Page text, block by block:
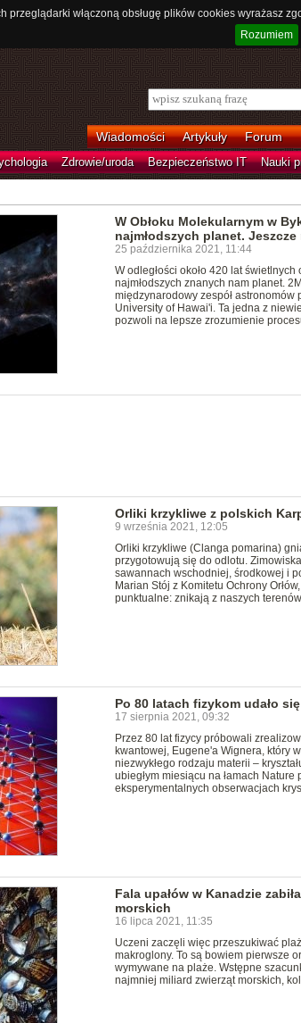
przeglądarki włączoną obsługę plików cookies
Rozumiem
Wiadomości Artykuły Forum
Zdrowie/uroda Bezpieczeństwo IT Nauki
W Obłoku Molekularnym w
najmłodszych planet. Jeszcze
25 października 2021, 11:44
W odległości około 420 lat
najmłodszych znanych nam planet.
międzynarodowy zespół
University of Hawai'i. Ta jedna z
pozwoli na lepsze zrozumienie
Orliki krzykliwe z polskich
9 września 2021, 12:05
Orliki krzykliwe (Clanga pomarina)
przygotowują się do odlotu.
sawannach wschodniej, środkowej i
Marian Stój z Komitetu Ochrony
punktualne: znikają z naszych
Po 80 latach fizykom udało
17 sierpnia 2021, 09:32
Przez 80 lat fizycy próbowali
kwantowej, Eugene'a Wignera, który
niezwykłego rodzaju materii –
ubiegłym miesiącu na łamach
eksperymentalnych obserwacjach
Fala upałów w Kanadzie
morskich
16 lipca 2021, 11:35
Uczeni zaczęli więc przeszukiwać
makroglony. To są bowiem pierwsze
wymywane na plaże. Wstępne
najmniej miliard zwierząt morskich,